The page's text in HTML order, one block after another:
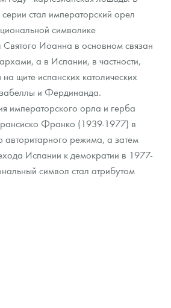
обитатели глубин"
Cookies
и защите персональных данных
стал императорский орел
символике
Святого Иоанна в основном связан
а в Испании, в частности,
щите испанских католических
и Фердинанда.
императорского орла и герба
Франко (1939-1977) в
авторитарного режима, а затем
Испании к демократии в 1977-
символ стал атрибутом